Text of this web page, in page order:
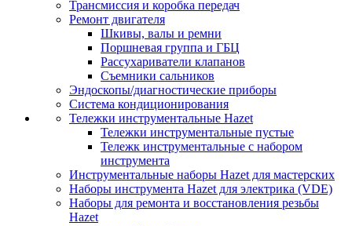
Трансмиссия и коробка передач
Ремонт двигателя
Шкивы, валы и ремни
Поршневая группа и ГБЦ
Рассухариватели клапанов
Съемники сальников
Эндоскопы/диагностические приборы
Система кондиционирования
Тележки инструментальные Hazet
Тележки инструментальные пустые
Тележк инструментальные с набором
инструмента
Инструментальные наборы Hazet для мастерских
Наборы инструмента Hazet для электрика (VDE)
Наборы для ремонта и восстановления резьбы
Hazet